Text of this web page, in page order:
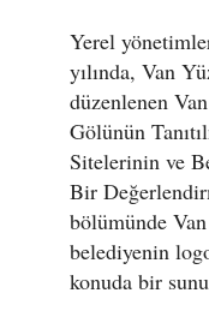
Yerel
yılında, Van
düzenlenen
Gölünün
Sitelerinin ve
Bir
bölümünde
belediyenin
konuda bir